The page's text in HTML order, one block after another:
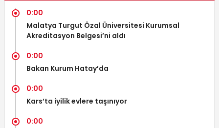
0:00
Malatya Turgut Özal Üniversitesi Kurumsal
Akreditasyon Belgesi’ni aldı
0:00
Bakan Kurum Hatay’da
0:00
Kars’ta iyilik evlere taşınıyor
0:00